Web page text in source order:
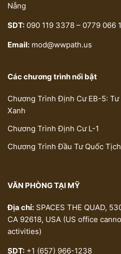
Nẵng
SDT: 090 119 3378 – 0779 066
Email: mod@wwpath.us
Các chương trình nổi bật
Chương Trình Định Cư EB-5:
Xanh
Chương Trình Định Cư L-1
Chương Trình Đầu Tư Quốc
VĂN PHÒNG TẠI MỸ
Địa chỉ: SPACES THE QUAD,
CA 92618, USA (US office
activities)
SDT: +1 (657) 966-1238